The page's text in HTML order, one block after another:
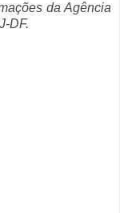
da Agência
DF.